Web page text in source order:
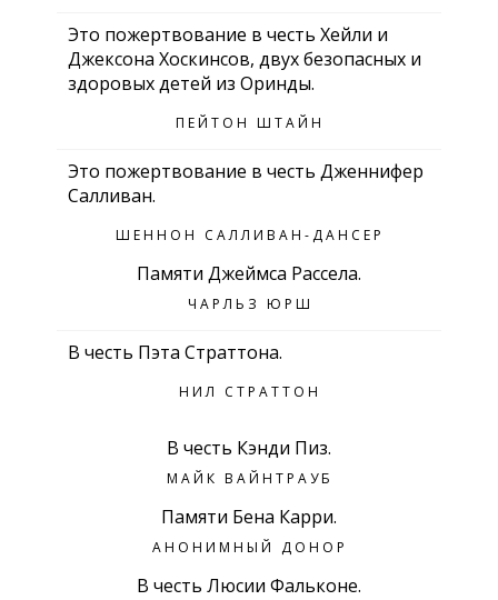
Это пожертвование в честь Хейли и
Джексона Хоскинсов, двух безопасных и
здоровых детей из Оринды.
ПЕЙТОН ШТАЙН
Это пожертвование в честь Дженнифер
Салливан.
ШЕННОН САЛЛИВАН-ДАНСЕР
Памяти Джеймса Рассела.
ЧАРЛЬЗ ЮРШ
В честь Пэта Страттона.
НИЛ СТРАТТОН
В честь Кэнди Пиз.
МАЙК ВАЙНТРАУБ
Памяти Бена Карри.
АНОНИМНЫЙ ДОНОР
В честь Люсии Фальконе.